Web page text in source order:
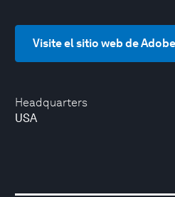
Headquarters
USA
Visite el sitio web de Adobe